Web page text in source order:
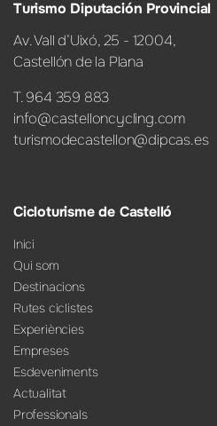
Turismo Diputación Provincial
Av. Vall d’Uixó, 25 - 12004,
Castellón de la Plana
T. 964 359 883
info@castelloncycling.com
turismodecastellon@dipcas.es
Cicloturisme de Castelló
Inici
Qui som
Destinacions
Rutes ciclistes
Experiències
Empreses
Esdeveniments
Actualitat
Professionals